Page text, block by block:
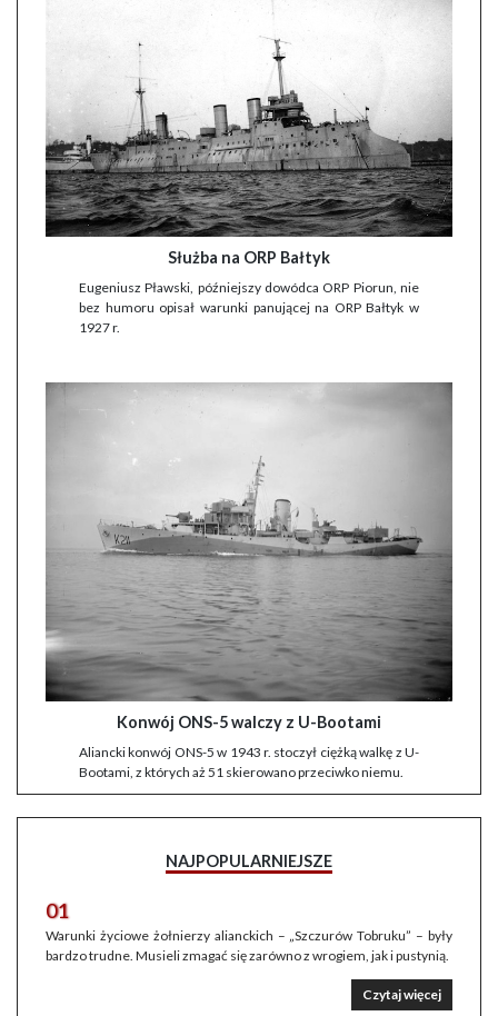
Służba na ORP Bałtyk
Eugeniusz Pławski, późniejszy dowódca ORP Piorun, nie
bez humoru opisał warunki panującej na ORP Bałtyk w
1927 r.
Konwój ONS-5 walczy z U-Bootami
Aliancki konwój ONS-5 w 1943 r. stoczył ciężką walkę z U-
Bootami, z których aż 51 skierowano przeciwko niemu.
NAJPOPULARNIEJSZE
01
Warunki życiowe żołnierzy alianckich – „Szczurów Tobruku” – były
bardzo trudne. Musieli zmagać się zarówno z wrogiem, jak i pustynią.
Czytaj więcej